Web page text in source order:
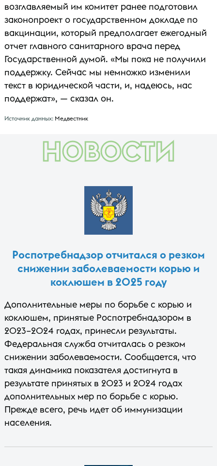
возглавляемый им комитет ранее подготовил
законопроект о государственном докладе по
вакцинации, который предполагает ежегодный
отчет главного санитарного врача перед
Государственной думой. «Мы пока не получили
поддержку. Сейчас мы немножко изменили
текст в юридической части, и, надеюсь, нас
поддержат», — сказал он.
Источник данных: Медвестник
НОВОСТИ
Роспотребнадзор отчитался о резком
снижении заболеваемости корью и
коклюшем в 2025 году
Дополнительные меры по борьбе с корью и
коклюшем, принятые Роспотребнадзором в
2023–2024 годах, принесли результаты.
Федеральная служба отчиталась о резком
снижении заболеваемости. Сообщается, что
такая динамика показателя достигнута в
результате принятых в 2023 и 2024 годах
дополнительных мер по борьбе с корью.
Прежде всего, речь идет об иммунизации
населения.